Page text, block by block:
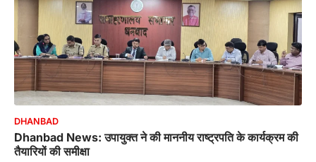
DHANBAD
Dhanbad News: उपायुक्त ने की माननीय राष्ट्रपति के कार्यक्रम की
तैयारियों की समीक्षा